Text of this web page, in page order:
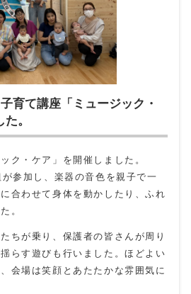
育て講座「ミュージック・
。
ク・ケア」を開催しました。
参加し、楽器の音色を親子で一
合わせて身体を動かしたり、ふれ
。
ちが乗り、保護者の皆さんが周り
らす遊びも行いました。ほどよい
会場は笑顔とあたたかな雰囲気に